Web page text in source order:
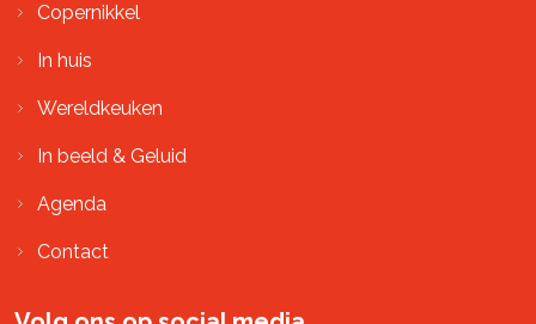
Copernikkel
In huis
Wereldkeuken
In beeld & Geluid
Agenda
Contact